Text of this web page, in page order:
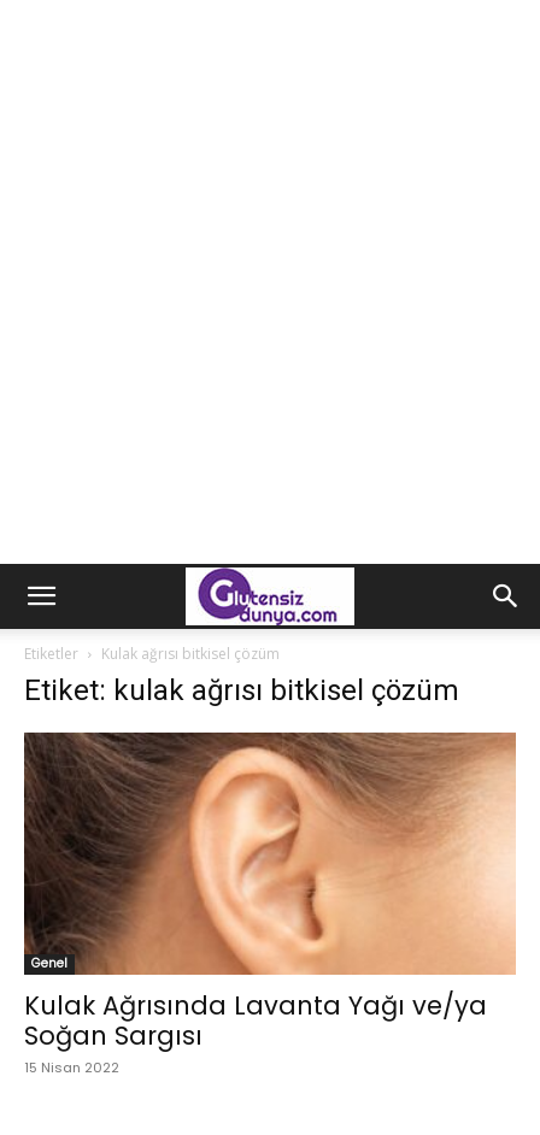
Etiketler Kulak ağrısı bitkisel çözüm
Etiket: kulak ağrısı bitkisel çözüm
Genel
Kulak Ağrısında Lavanta Yağı ve/ya
Soğan Sargısı
15 Nisan 2022